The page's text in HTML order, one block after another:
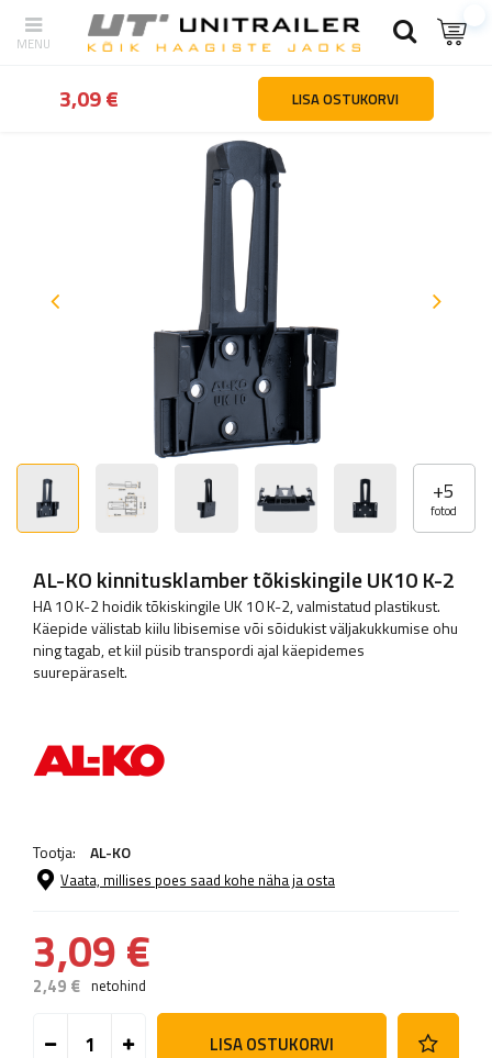
tagasi Kodu Tõkiskingad AL-KO
+5
fotod
AL-KO kinnitusklamber tõkiskingile UK10 K-2
HA 10 K-2 hoidik tõkiskingile UK 10 K-2, valmistatud plastikust.
Käepide välistab kiilu libisemise või sõidukist väljakukkumise ohu
ning tagab, et kiil püsib transpordi ajal käepidemes
suurepäraselt.
Tootja: AL-KO
Vaata, millises poes saad kohe näha ja osta
3,09 €
2,49 € netohind
LISA OSTUKORVI
3,09 € LISA OSTUKORVI